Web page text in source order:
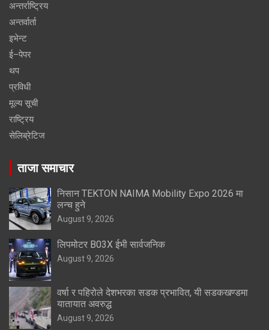
अन्तर्राष्ट्रिय
अन्तर्वार्ता
इभेन्ट
ई–पेपर
थप
प्रविधी
मूल्य सूची
राष्ट्रिय
सेलिब्रेटिज
ताजा समाचार
निसान TEKTON NAIMA Mobility Expo 2026 मा
लन्च हुने
August 9, 2026
लिपमोटर B03X ईभी सार्वजनिक
August 9, 2026
वर्षा र पहिरोले देशभरका सडक प्रभावित, यी सडकखण्डमा
यातायात अवरुद्ध
August 9, 2026